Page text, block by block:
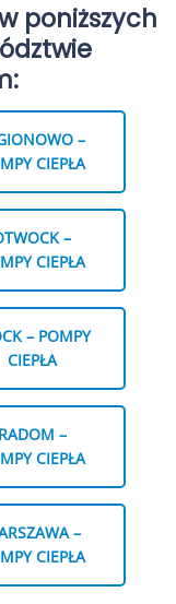
poniższych
–
CIEPŁA
–
CIEPŁA
– POMPY
CIEPŁA
RADOM –
CIEPŁA
–
CIEPŁA